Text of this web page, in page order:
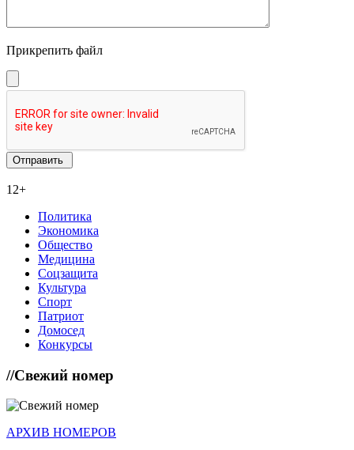
Прикрепить файл
12+
Политика
Экономика
Общество
Медицина
Соцзащита
Культура
Спорт
Патриот
Домосед
Конкурсы
//Свежий номер
АРХИВ НОМЕРОВ